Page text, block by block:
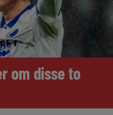
om disse to